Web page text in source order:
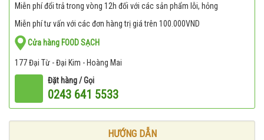
Miễn phí đổi trả trong vòng 12h đối với các sản phẩm lỗi, hỏng
Miễn phí tư vấn với các đơn hàng trị giá trên 100.000VND
Cửa hàng FOOD SẠCH
177 Đại Từ - Đại Kim - Hoàng Mai
Đặt hàng / Gọi
0243 641 5533
HƯỚNG DẪN